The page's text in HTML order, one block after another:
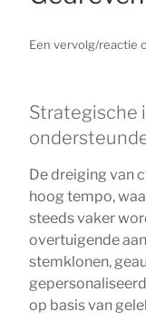
Een vervolg/reactie
Strategische
De dreiging van
hoog tempo,
steeds vaker
overtuigende
stemklonen,
op basis van